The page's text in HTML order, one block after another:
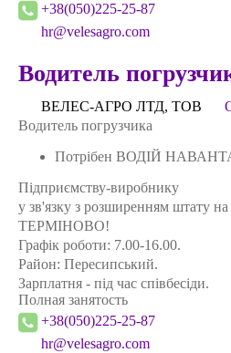
+38(050)225-25-87
hr@velesagro.com
Водитель
ВЕЛЕС-АГРО ЛТД, ТОВ
Водитель погрузчика
Потрібен ВОДІЙ
Підприємству-виробнику
у зв'язку з розширенням штату на
ТЕРМІНОВО!
Графік роботи: 7.00-16.00.
Район: Пересипський.
Зарплатня - під час співбесіди.
Полная занятость
+38(050)225-25-87
hr@velesagro.com